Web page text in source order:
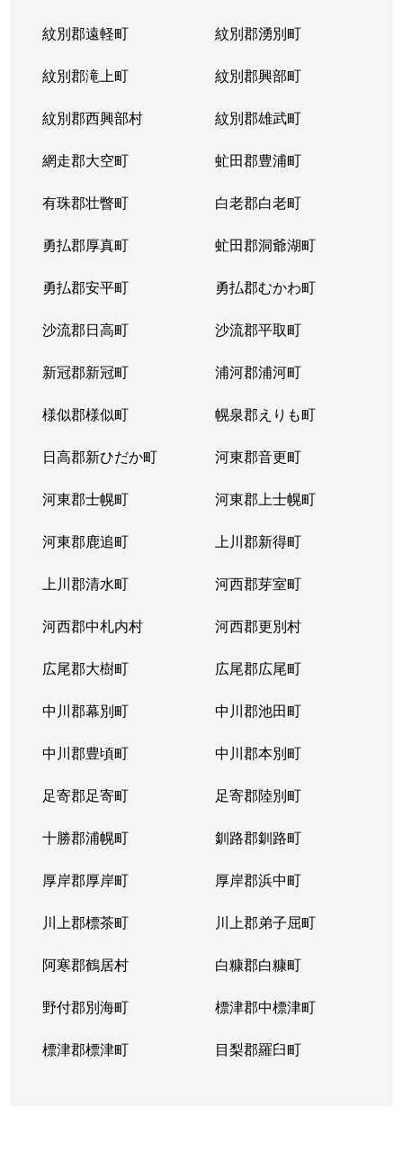
紋別郡遠軽町 紋別郡湧別町
紋別郡滝上町 紋別郡興部町
紋別郡西興部村 紋別郡雄武町
網走郡大空町 虻田郡豊浦町
有珠郡壮瞥町 白老郡白老町
勇払郡厚真町 虻田郡洞爺湖町
勇払郡安平町 勇払郡むかわ町
沙流郡日高町 沙流郡平取町
新冠郡新冠町 浦河郡浦河町
様似郡様似町 幌泉郡えりも町
日高郡新ひだか町 河東郡音更町
河東郡士幌町 河東郡上士幌町
河東郡鹿追町 上川郡新得町
上川郡清水町 河西郡芽室町
河西郡中札内村 河西郡更別村
広尾郡大樹町 広尾郡広尾町
中川郡幕別町 中川郡池田町
中川郡豊頃町 中川郡本別町
足寄郡足寄町 足寄郡陸別町
十勝郡浦幌町 釧路郡釧路町
厚岸郡厚岸町 厚岸郡浜中町
川上郡標茶町 川上郡弟子屈町
阿寒郡鶴居村 白糠郡白糠町
野付郡別海町 標津郡中標津町
標津郡標津町 目梨郡羅臼町